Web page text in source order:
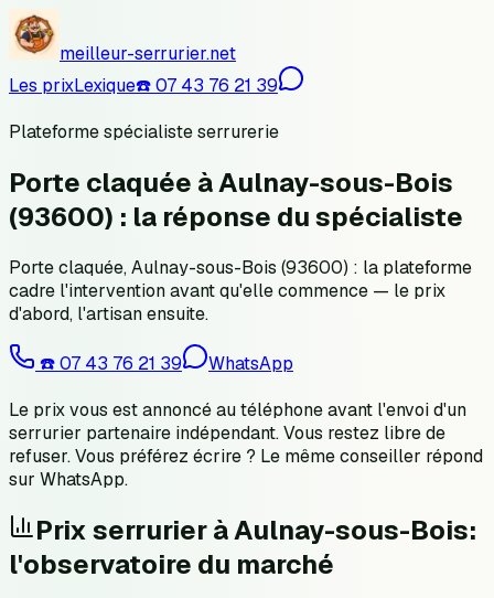
meilleur-serrurier.net
Les prixLexique☎️07 43 76 21 39
Plateforme spécialiste serrurerie
Porte claquée à Aulnay-sous-Bois
(93600) : la réponse du spécialiste
Porte claquée, Aulnay-sous-Bois (93600) : la plateforme
cadre l'intervention avant qu'elle commence — le prix
d'abord, l'artisan ensuite.
☎️07 43 76 21 39
WhatsApp
Le prix vous est annoncé au téléphone avant l'envoi d'un
serrurier partenaire indépendant. Vous restez libre de
refuser.Vous préférez écrire ? Le même conseiller répond
sur WhatsApp.
Prix serrurier àAulnay-sous-Bois:
l'observatoire du marché